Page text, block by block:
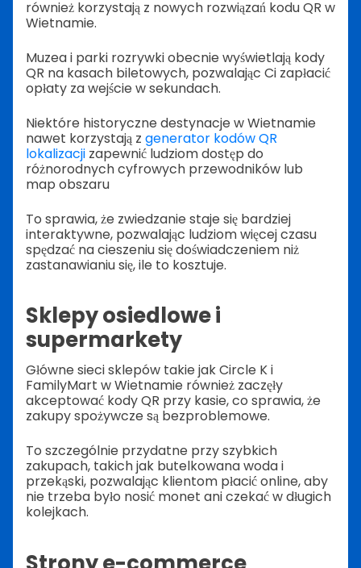
również korzystają z nowych rozwiązań kodu QR w
Wietnamie.
Muzea i parki rozrywki obecnie wyświetlają kody
QR na kasach biletowych, pozwalając Ci zapłacić
opłaty za wejście w sekundach.
Niektóre historyczne destynacje w Wietnamie
nawet korzystają z generator kodów QR
lokalizacji zapewnić ludziom dostęp do
różnorodnych cyfrowych przewodników lub
map obszaru
To sprawia, że zwiedzanie staje się bardziej
interaktywne, pozwalając ludziom więcej czasu
spędzać na cieszeniu się doświadczeniem niż
zastanawianiu się, ile to kosztuje.
Sklepy osiedlowe i
supermarkety
Główne sieci sklepów takie jak Circle K i
FamilyMart w Wietnamie również zaczęły
akceptować kody QR przy kasie, co sprawia, że
zakupy spożywcze są bezproblemowe.
To szczególnie przydatne przy szybkich
zakupach, takich jak butelkowana woda i
przekąski, pozwalając klientom płacić online, aby
nie trzeba było nosić monet ani czekać w długich
kolejkach.